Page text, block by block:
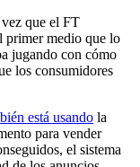
que el FT
primer medio que lo
jugando con cómo
los consumidores
está usando la
para vender
el sistema